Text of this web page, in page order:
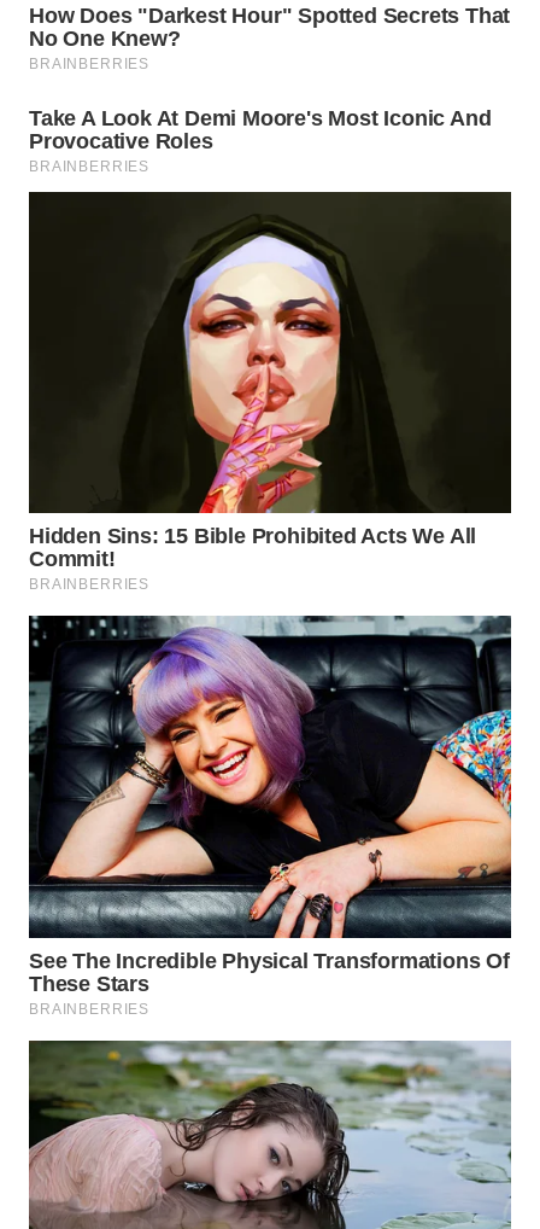
WN
KARAWANG
BEKASI
WN
SAMOSIR
WN
LAWAS
WN
SUMEDANG
WN
CIANJUR
WN
KEPULAUAN
SERIBU
WN
TANGERANG
WN
BINJAI
WN
CIREBON